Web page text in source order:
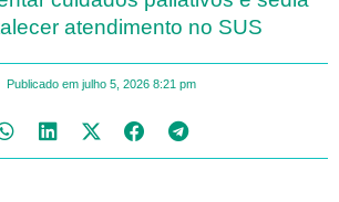
atendimento no SUS
Publicado em julho 5, 2026 8:21 pm